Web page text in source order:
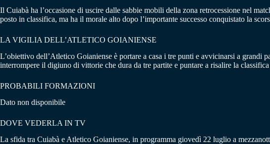
Il Cuiabà ha l’occasione di uscire dalle sabbie mobili della zona retrocessione nel
posto in classifica, ma ha il morale alto dopo l’importante successo conquistato la
LA VIGILIA DELL’ATLETICO GOIANIENSE
L’obiettivo dell’Atletico Goianiense è portare a casa i tre punti e avvicinarsi a grandi
interrompere il digiuno di vittorie che dura da tre partite e puntare a risalire la
PROBABILI FORMAZIONI
Dato non disponibile
DOVE VEDERLA IN TV
La sfida tra Cuiabà e Atletico Goianiense, in programma giovedì 22 luglio a